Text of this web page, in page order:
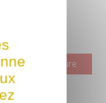
aucune structure